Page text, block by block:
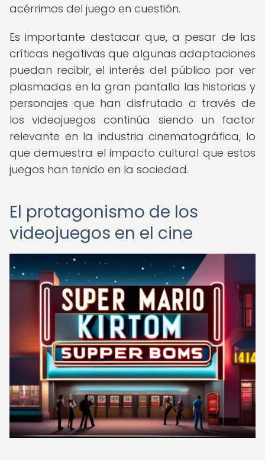
acérrimos del juego en cuestión.
Es importante destacar que, a pesar de las
críticas negativas que algunas adaptaciones
puedan recibir, el interés del público por ver
plasmadas en la gran pantalla las historias y
personajes que han disfrutado a través de
los videojuegos continúa siendo un factor
relevante en la industria cinematográfica, lo
que demuestra el impacto cultural que estos
juegos han tenido en la sociedad.
El protagonismo de los
videojuegos en el cine